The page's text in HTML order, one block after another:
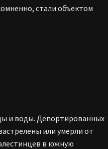
стали объектом
и воды. Депортированных
или умерли от
в южную